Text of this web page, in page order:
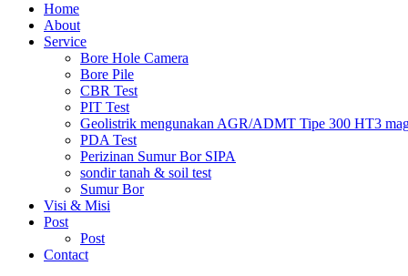
Home
About
Service
Bore Hole Camera
Bore Pile
CBR Test
PIT Test
Geolistrik mengunakan AGR/ADMT Tipe 300 HT3
PDA Test
Perizinan Sumur Bor SIPA
sondir tanah & soil test
Sumur Bor
Visi & Misi
Post
Post
Contact